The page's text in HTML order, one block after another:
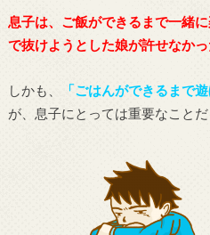
息子は、ご飯ができるまで一緒
で抜けようとした娘が許せなか
しかも、 「ごはんができるまで遊
が、息子にとっては重要なことだ